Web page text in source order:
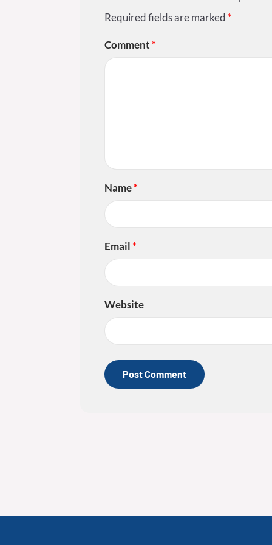
Required fields are marked *
Comment*
Name*
Email*
Website